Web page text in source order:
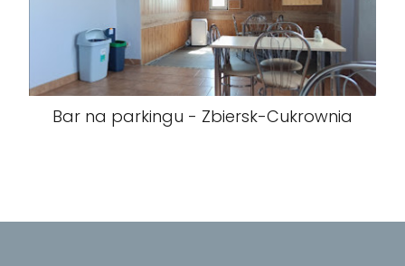
Bar na parkingu - Zbiersk-Cukrownia